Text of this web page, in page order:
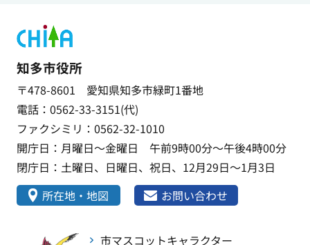
知多市役所
〒478-8601 愛知県知多市緑町1番地
電話：0562-33-3151(代)
ファクシミリ：0562-32-1010
開庁日：月曜日～金曜日 午前9時00分～午後4時00分
閉庁日：土曜日、日曜日、祝日、12月29日～1月3日
所在地・地図
お問い合わせ
市マスコットキャラクター